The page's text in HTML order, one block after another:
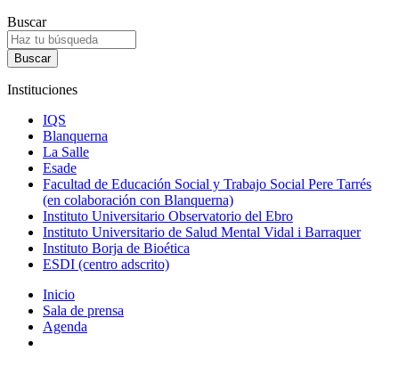
Buscar
Instituciones
IQS
Blanquerna
La Salle
Esade
Facultad de Educación Social y Trabajo Social Pere Tarrés
(en colaboración con Blanquerna)
Instituto Universitario Observatorio del Ebro
Instituto Universitario de Salud Mental Vidal i Barraquer
Instituto Borja de Bioética
ESDI (centro adscrito)
Inicio
Sala de prensa
Agenda